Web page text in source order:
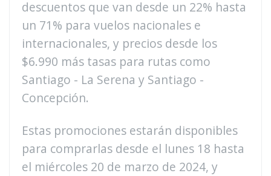
descuentos que van desde un 22% hasta
un 71% para vuelos nacionales e
internacionales, y precios desde los
$6.990 más tasas para rutas como
Santiago - La Serena y Santiago -
Concepción.
Estas promociones estarán disponibles
para comprarlas desde el lunes 18 hasta
el miércoles 20 de marzo de 2024, y